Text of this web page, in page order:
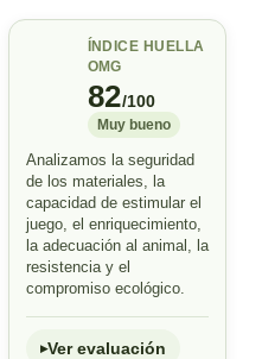
ÍNDICE HUELLA
OMG
82/100
Muy bueno
Analizamos la seguridad
de los materiales, la
capacidad de estimular el
juego, el enriquecimiento,
la adecuación al animal, la
resistencia y el
compromiso ecológico.
Ver evaluación